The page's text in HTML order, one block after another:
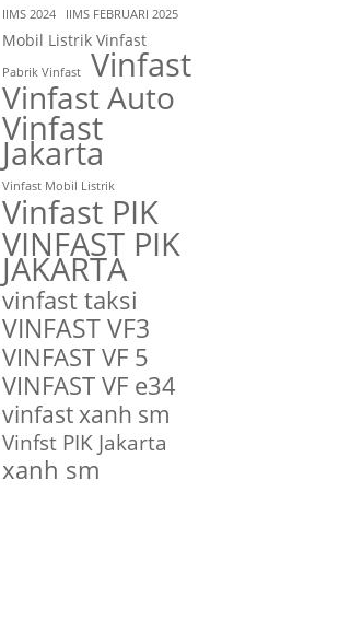
IIMS 2024 IIMS FEBRUARI 2025
Mobil Listrik Vinfast
Pabrik Vinfast Vinfast
Vinfast Auto
Vinfast
Jakarta
Vinfast Mobil Listrik
Vinfast PIK
VINFAST PIK
JAKARTA
vinfast taksi
VINFAST VF3
VINFAST VF 5
VINFAST VF e34
vinfast xanh sm
Vinfst PIK Jakarta
xanh sm